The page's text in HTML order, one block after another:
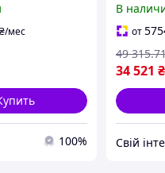
₴/мес
100%
котел
В
от
34 521 ₴
49 315